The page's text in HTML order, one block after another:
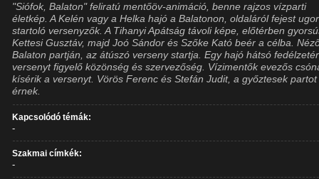
"Siófok, Balaton" feliratú mentőöv-animáció, benne rajzos vízparti
életkép. A Kelén vagy a Helka hajó a Balatonon, oldaláról fejest
startoló versenyzők. A Tihanyi Apátság távoli képe, előtérben
Kettesi Gusztáv, majd Joó Sándor és Szőke Kató beér a célba.
Balaton partján, az átúszó verseny startja. Egy hajó hátsó
versenyt figyelő közönség és szervezőség. Vízimentők evezős
kísérik a versenyt. Vörös Ferenc és Stefán Judit, a győztesek partot
érnek.
Kapcsolódó témák:
-
Szakmai címkék:
-